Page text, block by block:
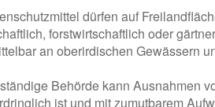
dürfen auf
forstwirtschaftlich oder
an oberirdischen Gewässern
Behörde kann Ausnahmen
ist und mit zumutbarem